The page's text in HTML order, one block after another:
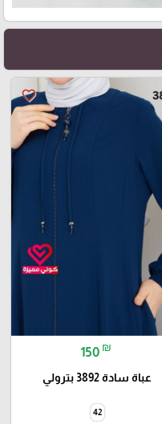
favorite_border
150 ₪
عباة سادة 3892 بترولي
42